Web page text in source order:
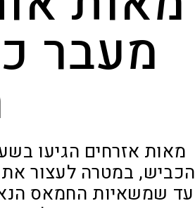
מעבר
מאות אזרחים הגיעו
הכביש, במטרה לעצור
עד שמשאיות החמאס